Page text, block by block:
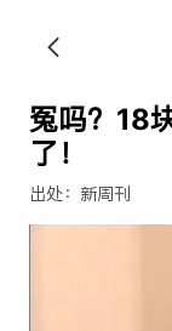
冤吗？18
了！
出处：新周刊